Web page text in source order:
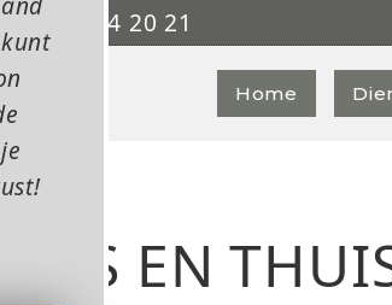
0315 - 84 20 21
Home
HUIS EN